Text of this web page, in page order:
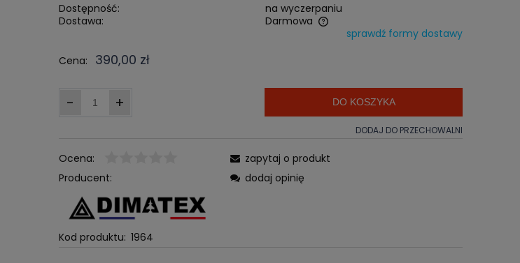
Dostępność:
na wyczerpaniu
Dostawa:
Darmowa
Cena nie zawiera ewentualnych
kosztów płatności
sprawdź formy dostawy
Cena:
390,00 zł
- + DO KOSZYKA
DODAJ DO PRZECHOWALNI
Ocena:
Producent:
Kod produktu: 1964
zapytaj o produkt
dodaj opinię